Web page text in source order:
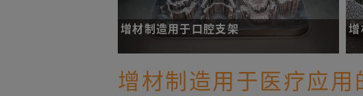
增材制造用于口腔支架
增材制造用于医疗应用